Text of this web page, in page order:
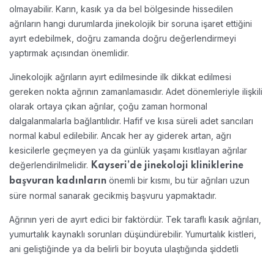
olmayabilir. Karın, kasık ya da bel bölgesinde hissedilen
ağrıların hangi durumlarda jinekolojik bir soruna işaret ettiğini
ayırt edebilmek, doğru zamanda doğru değerlendirmeyi
yaptırmak açısından önemlidir.
Jinekolojik ağrıların ayırt edilmesinde ilk dikkat edilmesi
gereken nokta ağrının zamanlamasıdır. Adet dönemleriyle ilişkili
olarak ortaya çıkan ağrılar, çoğu zaman hormonal
dalgalanmalarla bağlantılıdır. Hafif ve kısa süreli adet sancıları
normal kabul edilebilir. Ancak her ay giderek artan, ağrı
kesicilerle geçmeyen ya da günlük yaşamı kısıtlayan ağrılar
değerlendirilmelidir. Kayseri’de jinekoloji kliniklerine
başvuran kadınların önemli bir kısmı, bu tür ağrıları uzun
süre normal sanarak gecikmiş başvuru yapmaktadır.
Ağrının yeri de ayırt edici bir faktördür. Tek taraflı kasık ağrıları,
yumurtalık kaynaklı sorunları düşündürebilir. Yumurtalık kistleri,
ani geliştiğinde ya da belirli bir boyuta ulaştığında şiddetli